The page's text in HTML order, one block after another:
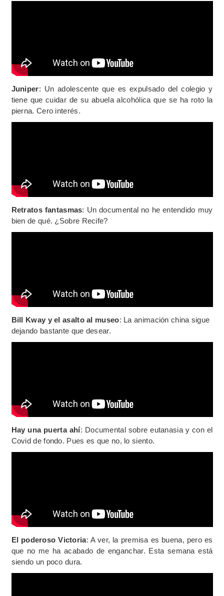
Juniper: Un adolescente que es expulsado del colegio y
tiene que cuidar de su abuela alcohólica que se ha roto la
pierna. Cero interés.
Retratos fantasmas: Un documental no he entendido muy
bien de qué. ¿Sobre Recife?
Bill Kway y el asalto al museo: La animación china sigue
dejando bastante que desear.
Hay una puerta ahí: Documental sobre eutanasia y con el
Covid de fondo. Pues es que no, lo siento.
El poderoso Victoria: A ver, la premisa es buena, pero es
que no me ha acabado de enganchar. Esta semana está
siendo un poco dura.